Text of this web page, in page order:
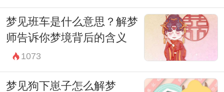
梦见班车是什么意思？解梦
师告诉你梦境背后的含义
1073
梦见狗下崽子怎么解梦